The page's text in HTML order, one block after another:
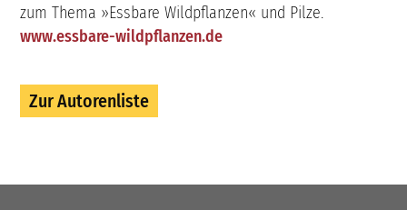
zum Thema »Essbare Wildpflanzen« und Pilze.
www.essbare-wildpflanzen.de
Zur Autorenliste